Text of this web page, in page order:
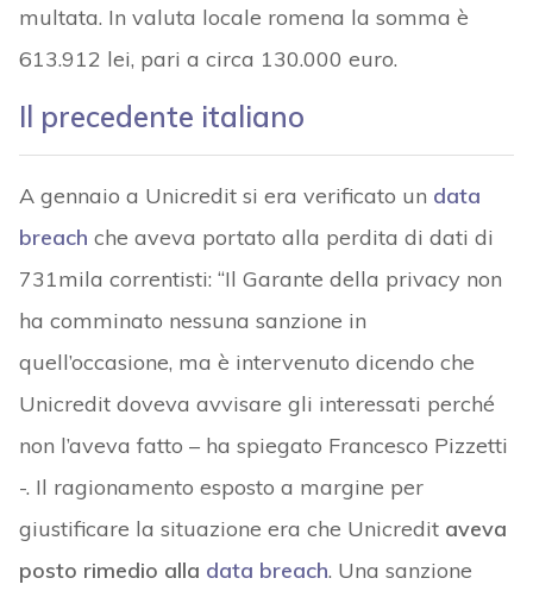
multata. In valuta locale romena la somma è
613.912 lei, pari a circa 130.000 euro.
Il precedente italiano
A gennaio a Unicredit si era verificato un data
breach che aveva portato alla perdita di dati di
731mila correntisti: “Il Garante della privacy non
ha comminato nessuna sanzione in
quell’occasione, ma è intervenuto dicendo che
Unicredit doveva avvisare gli interessati perché
non l’aveva fatto – ha spiegato Francesco Pizzetti
-. Il ragionamento esposto a margine per
giustificare la situazione era che Unicredit aveva
posto rimedio alla data breach. Una sanzione